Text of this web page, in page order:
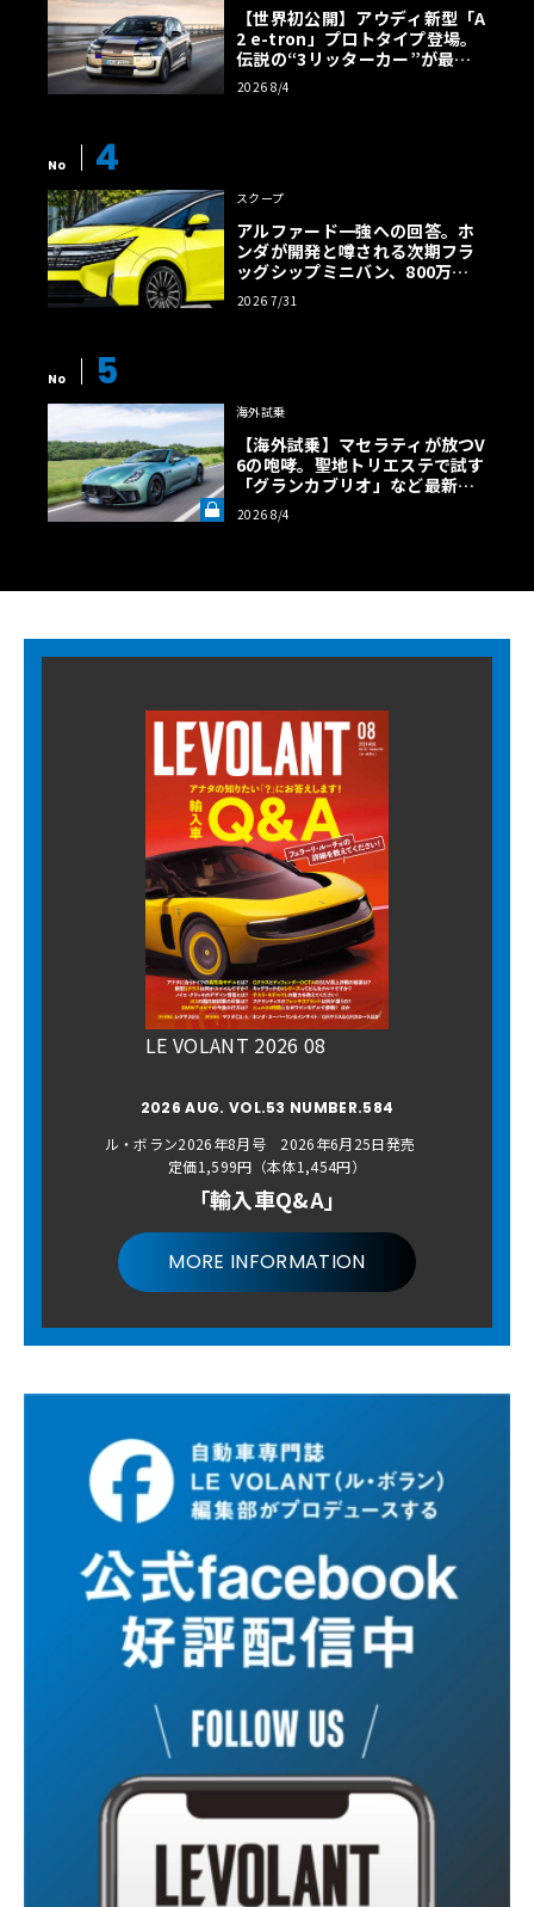
【世界初公開】アウディ新型「A
2 e-tron」プロトタイプ登場。
伝説の“3リッターカー”が最高
効率エントリーBEVとして復活
【画像38枚】
2026 8/4
No 4
スクープ
アルファード一強への回答。ホ
ンダが開発と噂される次期フラ
ッグシップミニバン、800万円
超の勝算【予想CG】
2026 7/31
No 5
海外試乗
【海外試乗】マセラティが放つV
6の咆哮。聖地トリエステで試す
「グランカブリオ」など最新ト
ロフェオ3台の官能評価《LE VO
LANT LAB》
2026 8/4
LE VOLANT 2026 08
2026 AUG. VOL.53 NUMBER.584
ル・ボラン2026年8月号 2026年6月25日発売
定価1,599円（本体1,454円）
「輸入車Q&A」
MORE INFORMATION